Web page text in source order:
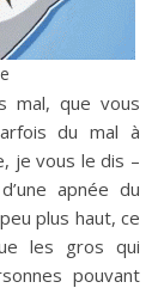
mal, que vous
du mal à
je vous le dis –
apnée du
plus haut, ce
les gros qui
pouvant